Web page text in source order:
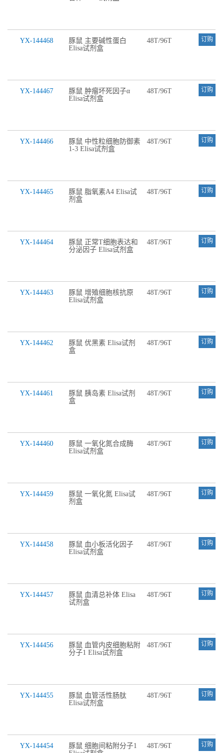
YX-144468
豚鼠 主要碱性蛋白
Elisa试剂盒
48T/96T 订购
YX-144467
豚鼠 肿瘤坏死因子α
Elisa试剂盒
48T/96T 订购
YX-144466
豚鼠 中性粒细胞防御素
1-3 Elisa试剂盒
48T/96T 订购
YX-144465
豚鼠 脂氧素A4 Elisa试
剂盒
48T/96T 订购
YX-144464
豚鼠 正常T细胞表达和
分泌因子 Elisa试剂盒
48T/96T 订购
YX-144463
豚鼠 增殖细胞核抗原
Elisa试剂盒
48T/96T 订购
YX-144462
豚鼠 优黑素 Elisa试剂
盒
48T/96T 订购
YX-144461
豚鼠 胰岛素 Elisa试剂
盒
48T/96T 订购
YX-144460
豚鼠 一氧化氮合成酶
Elisa试剂盒
48T/96T 订购
YX-144459
豚鼠 一氧化氮 Elisa试
剂盒
48T/96T 订购
YX-144458
豚鼠 血小板活化因子
Elisa试剂盒
48T/96T 订购
YX-144457
豚鼠 血清总补体 Elisa
试剂盒
48T/96T 订购
YX-144456
豚鼠 血管内皮细胞粘附
分子1 Elisa试剂盒
48T/96T 订购
YX-144455
豚鼠 血管活性肠肽
Elisa试剂盒
48T/96T 订购
YX-144454
豚鼠 细胞间粘附分子1
48T/96T 订购